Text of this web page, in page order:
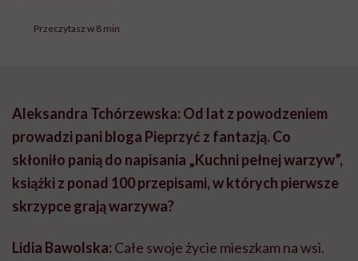
Przeczytasz w 8 min
Aleksandra Tchórzewska: Od lat z powodzeniem
prowadzi pani bloga Pieprzyć z fantazją. Co
skłoniło panią do napisania „Kuchni pełnej warzyw”,
książki z ponad 100 przepisami, w których pierwsze
skrzypce grają warzywa?
Lidia Bawolska: Całe swoje życie mieszkam na wsi.